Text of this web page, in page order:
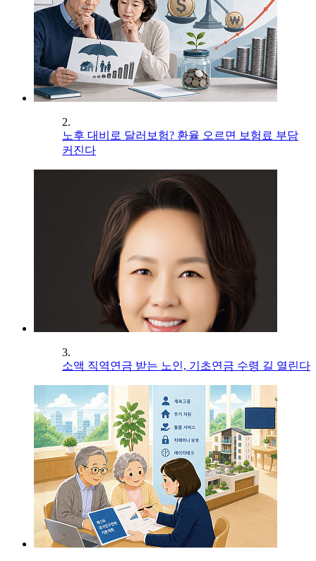
2.
노후 대비로 달러보험? 환율 오르면 보험료 부담
커진다
3.
소액 직역연금 받는 노인, 기초연금 수령 길 열린다